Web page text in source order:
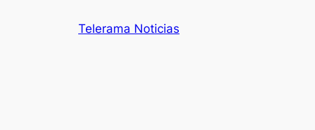
Telerama Noticias